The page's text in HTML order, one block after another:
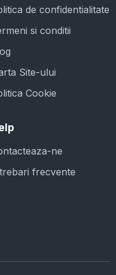
de confidentialitate
si conditii
Site-ului
Cookie
ne
frecvente